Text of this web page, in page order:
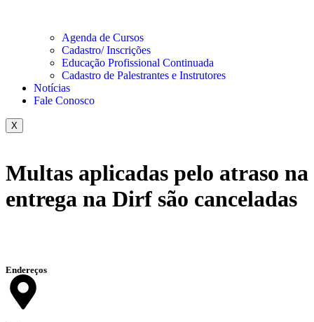
Agenda de Cursos
Cadastro/ Inscrições
Educação Profissional Continuada
Cadastro de Palestrantes e Instrutores
Notícias
Fale Conosco
X
Multas aplicadas pelo atraso na
entrega na Dirf são canceladas
Endereços